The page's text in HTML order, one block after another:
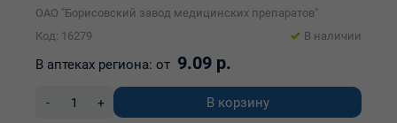
ОАО "Борисовский завод медицинских препаратов"
Код: 16279
В наличии
В аптеках региона: от 9.09 р.
- + В корзину